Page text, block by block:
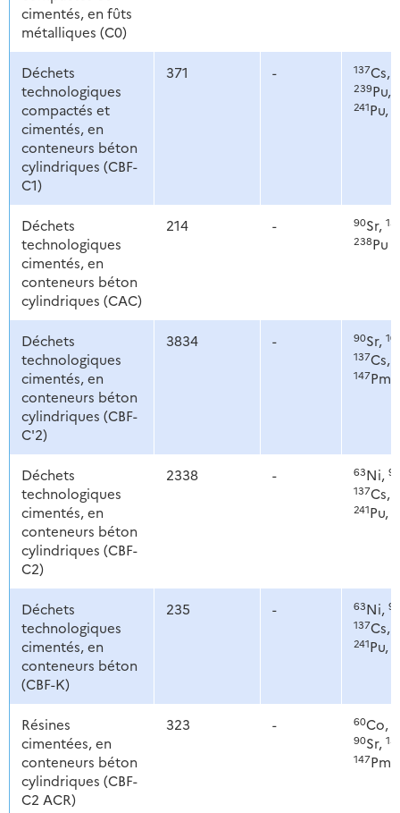
cimentés, en fûts
métalliques (C0)
Déchets
technologiques
compactés et
cimentés, en
conteneurs béton
cylindriques (CBF-
C1)
371 - 137Cs,
239Pu,
241Pu,
Déchets
technologiques
cimentés, en
conteneurs béton
cylindriques (CAC)
214 - 90Sr,
238Pu
Déchets
technologiques
cimentés, en
conteneurs béton
cylindriques (CBF-
C'2)
3834 - 90Sr,
137Cs,
147Pm,
Déchets
technologiques
cimentés, en
conteneurs béton
cylindriques (CBF-
C2)
2338 - 63Ni, 90
137Cs,
241Pu,
Déchets
technologiques
cimentés, en
conteneurs béton
(CBF-K)
235 - 63Ni, 90
137Cs,
241Pu,
Résines
cimentées, en
conteneurs béton
cylindriques (CBF-
C2 ACR)
323 - 60Co,
90Sr,
147Pm,